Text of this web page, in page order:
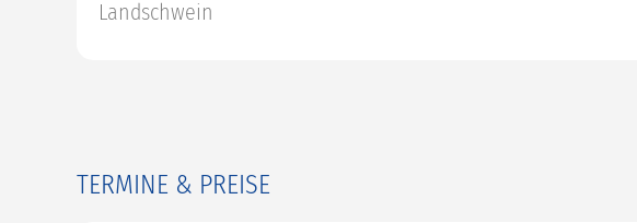
Landschwein
TERMINE & PREISE